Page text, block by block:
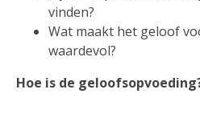
vinden?
Wat maakt het geloof
waardevol?
Hoe is de